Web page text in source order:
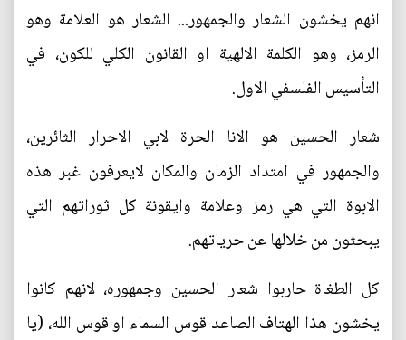
انهم يخشون الشعار والجمهور... الشعار هو العلامة وهو
الرمز، وهو الكلمة الالهية او القانون الكلي للكون، في
التأسيس الفلسفي الاول.
شعار الحسين هو الانا الحرة لابي الاحرار الثائرين،
والجمهور في امتداد الزمان والمكان لايعرفون غبر هذه
الابوة التي هي رمز وعلامة وايقونة كل ثوراتهم التي
يبحثون من خلالها عن حرياتهم.
كل الطغاة حاربوا شعار الحسين وجمهوره، لانهم كانوا
يخشون هذا الهتاف الصاعد قوس السماء او قوس الله، (يا